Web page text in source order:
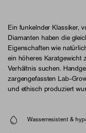
Ein funkelnder Klassiker,
Diamanten haben die
Eigenschaften wie
ein höheres Karatgewicht
Verhältnis suchen.
zargengefassten Lab-
und ethisch produziert
Wasserresistent &